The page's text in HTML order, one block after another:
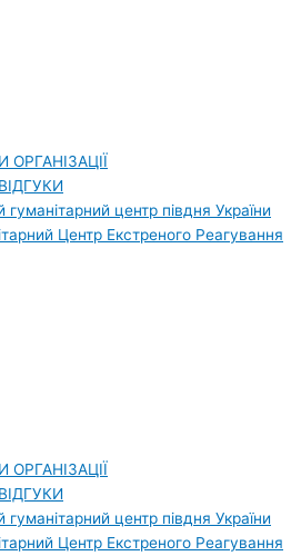
ОРГАНІЗАЦІЇ
гуманітарний центр півдня України
Центр Екстреного Реагування
ОРГАНІЗАЦІЇ
гуманітарний центр півдня України
Центр Екстреного Реагування